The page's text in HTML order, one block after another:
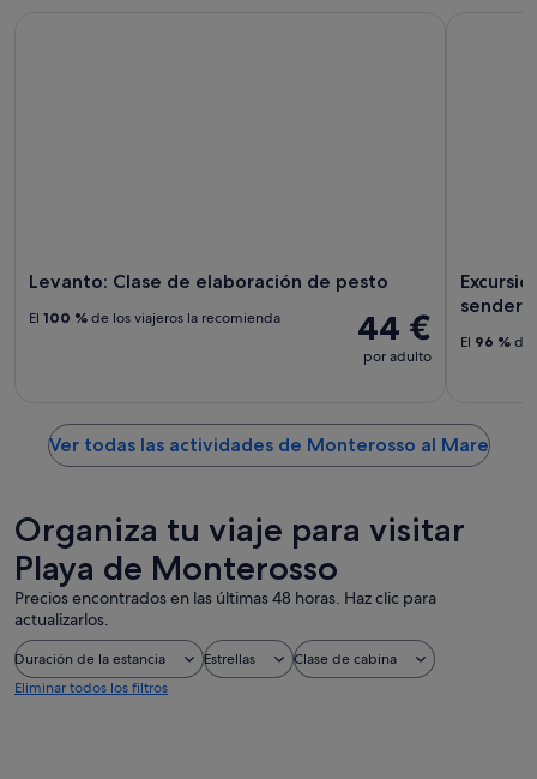
Levanto: Clase de elaboración de pesto
44 €
por adulto
El 100 % de los viajeros la recomienda
El 96 % de
Ver todas las actividades de Monterosso al Mare
Organiza tu viaje para visitar
Playa de Monterosso
Precios encontrados en las últimas 48 horas. Haz clic para
actualizarlos.
Duración de la estancia Estrellas
Clase de cabina
Eliminar todos los filtros